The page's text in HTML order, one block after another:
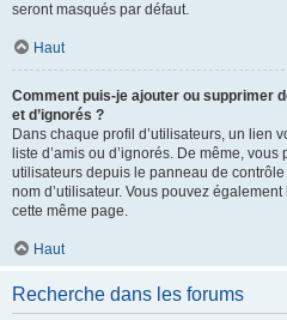
seront masqués par défaut.
Haut
Comment puis-je ajouter ou supprimer
et d’ignorés ?
Dans chaque profil d’utilisateurs, un lien
liste d’amis ou d’ignorés. De même,
utilisateurs depuis le panneau de
nom d’utilisateur. Vous pouvez
cette même page.
Haut
Recherche dans les forums